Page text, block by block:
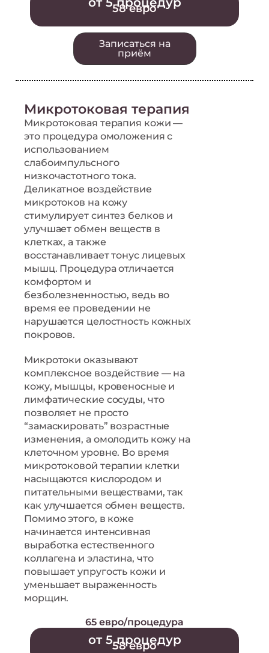
58 евро
Записаться на
приём
Микротоковая терапия
Микротоковая терапия кожи —
это процедура омоложения с
использованием
слабоимпульсного
низкочастотного тока.
Деликатное воздействие
микротоков на кожу
стимулирует синтез белков и
улучшает обмен веществ в
клетках, а также
восстанавливает тонус лицевых
мышц. Процедура отличается
комфортом и
безболезненностью, ведь во
время ее проведении не
нарушается целостность кожных
покровов.
Микротоки оказывают
комплексное воздействие — на
кожу, мышцы, кровеносные и
лимфатические сосуды, что
позволяет не просто
“замаскировать” возрастные
изменения, а омолодить кожу на
клеточном уровне. Во время
микротоковой терапии клетки
насыщаются кислородом и
питательными веществами, так
как улучшается обмен веществ.
Помимо этого, в коже
начинается интенсивная
выработка естественного
коллагена и эластина, что
повышает упругость кожи и
уменьшает выраженность
морщин.
65 евро/процедура
от 5 процедур
58 евро